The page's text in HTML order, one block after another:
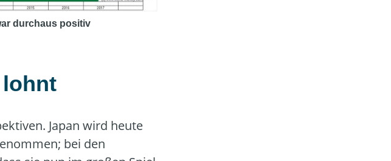
durchaus positiv
Japan wird heute
bei den